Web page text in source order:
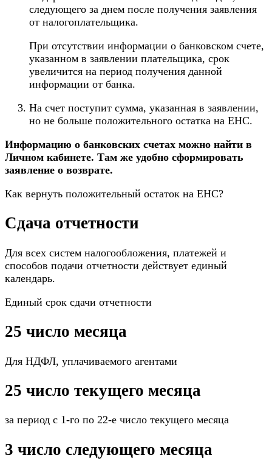
следующего за днем после получения заявления
от налогоплательщика.
При отсутствии информации о банковском счете,
указанном в заявлении плательщика, срок
увеличится на период получения данной
информации от банка.
На счет поступит сумма, указанная в заявлении,
но не больше положительного остатка на ЕНС.
Информацию о банковских счетах можно найти в
Личном кабинете. Там же удобно сформировать
заявление о возврате.
Как вернуть положительный остаток на ЕНС?
Сдача отчетности
Для всех систем налогообложения, платежей и
способов подачи отчетности действует единый
календарь.
Единый срок сдачи отчетности
25 число месяца
Для НДФЛ, уплачиваемого агентами
25 число текущего месяца
за период с 1-го по 22-е число текущего месяца
3 число следующего месяца